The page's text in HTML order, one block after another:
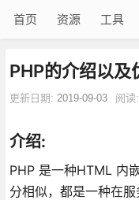
首页 资源 工具
PHP的介绍以及
更新日期: 2019-09-03 阅读:
介绍:
PHP 是一种HTML 内
分相似，都是一种在